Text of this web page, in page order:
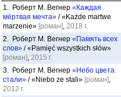
1. Роберт М. Вегнер «Каждая
мёртвая мечта» / «Każde martwe
marzenie» [роман], 2018 г.
2. Роберт М. Вегнер «Память всех
слов» / «Pamięć wszystkich słów»
[роман], 2015 г.
3. Роберт М. Вегнер «Небо цвета
стали» / «Niebo ze stali» [роман],
2012 г.